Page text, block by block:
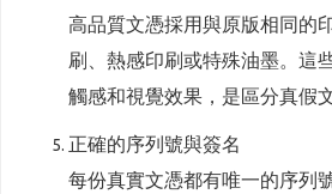
高品質文憑採用與原版相同的
刷、熱感印刷或特殊油墨。這
觸感和視覺效果，是區分真假
正確的序列號與簽名
每份真實文憑都有唯一的序列